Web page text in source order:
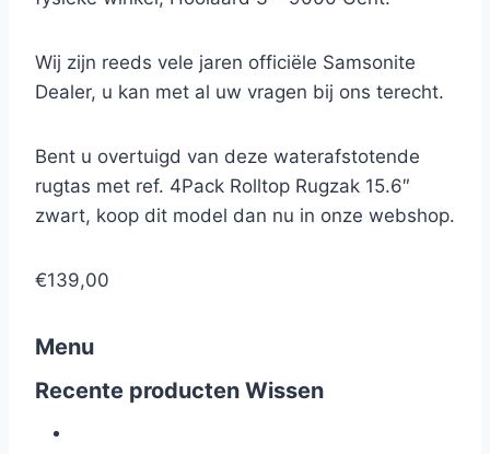
Wij zijn reeds vele jaren officiële Samsonite
Dealer, u kan met al uw vragen bij ons terecht.
Bent u overtuigd van deze waterafstotende
rugtas met ref. 4Pack Rolltop Rugzak 15.6″
zwart, koop dit model dan nu in onze webshop.
€139,00
Menu
Recente producten Wissen